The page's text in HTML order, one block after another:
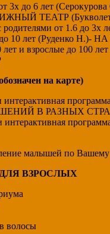
3х до 6 лет
ТЕАТР
от 1.6 до 3х
10 лет (Руденко Н.)-
и взрослые до 100
на карте)
интерактивная
В РАЗНЫХ
интерактивная
малышей по
ВЗРОСЛЫХ
волосы